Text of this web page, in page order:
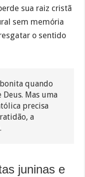
sua raiz cristã
sem memória
o sentido
quando
Mas uma
precisa
a
juninas e